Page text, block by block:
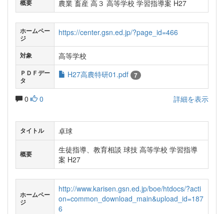
概要 農業 畜産 高３ 高等学校 学習指導案 H27
ホームペー
ジ
https://center.gsn.ed.jp/?page_id=466
対象 高等学校
ＰＤＦデー
タ
H27高農特研01.pdf 7
0 0 詳細を表示
タイトル 卓球
概要
生徒指導、教育相談 球技 高等学校 学習指導
案 H27
ホームペー
ジ
http://www.karisen.gsn.ed.jp/boe/htdocs/?acti
on=common_download_main&upload_id=187
6